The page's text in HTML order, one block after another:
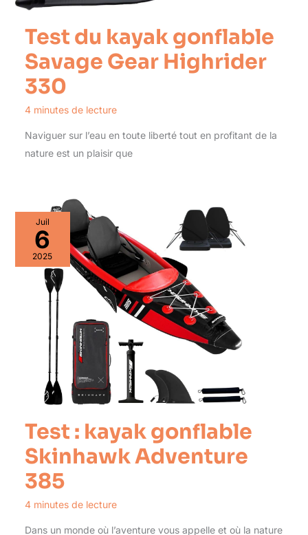
Test du kayak gonflable
Savage Gear Highrider
330
4 minutes de lecture
Naviguer sur l’eau en toute liberté tout en profitant de la
nature est un plaisir que
Juil
6
2025
Test : kayak gonflable
Skinhawk Adventure
385
4 minutes de lecture
Dans un monde où l’aventure vous appelle et où la nature